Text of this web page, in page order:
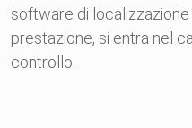
software di
prestazione, si entra nel
controllo.